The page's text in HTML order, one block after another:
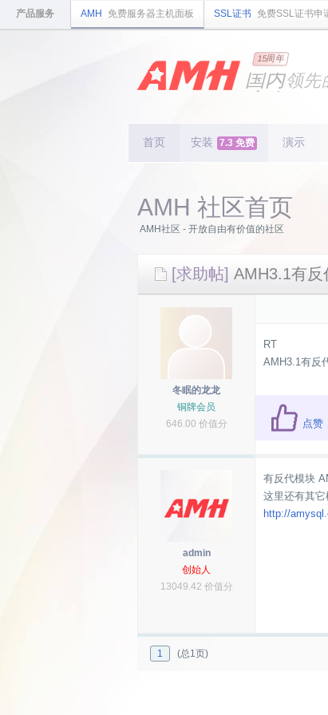
产品服务 AMH 免费服务器主机面板 SSL证书 免费SSL证书申
15周年
国内领先
安全 稳定
首页 安装 7.3 免费 演示
AMH 社区首页
AMH社区 - 开放自由有价值的社区
[求助帖] AMH3.1有反
冬眠的龙龙
铜牌会员
646.00 价值分
RT
AMH3.1有反
点赞
admin
创始人
13049.42 价值分
有反代模块
这里还有其它
http://
1 (总1页)